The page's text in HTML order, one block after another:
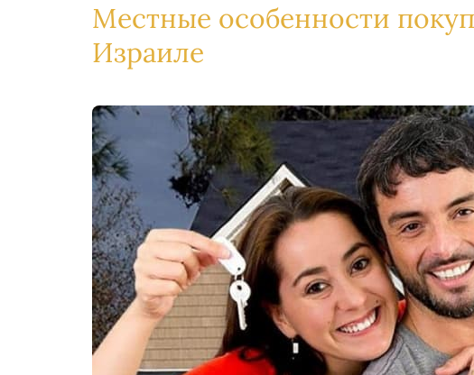
Местные особенности
Израиле